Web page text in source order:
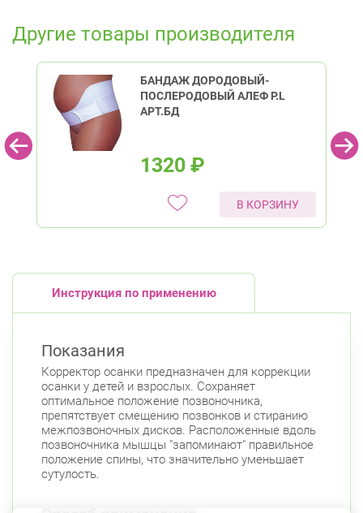
Другие товары производителя
БАНДАЖ ДОРОДОВЫЙ-
ПОСЛЕРОДОВЫЙ АЛЕФ Р.L
АРТ.БД
1320 ₽
В КОРЗИНУ
Инструкция по применению
Показания
Корректор осанки предназначен для коррекции
осанки у детей и взрослых. Сохраняет
оптимальное положение позвоночника,
препятствует смещению позвонков и стиранию
межпозвоночных дисков. Расположенные вдоль
позвоночника мышцы "запоминают" правильное
положение спины, что значительно уменьшает
сутулость.